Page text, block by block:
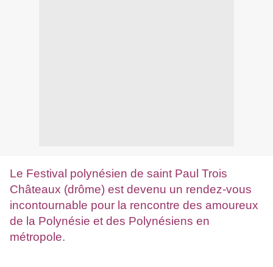
Le Festival polynésien de saint Paul Trois
Châteaux (drôme) est devenu un rendez-vous
incontournable pour la rencontre des amoureux
de la Polynésie et des Polynésiens en
métropole.